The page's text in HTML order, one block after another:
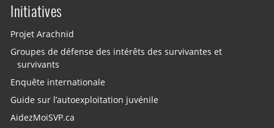
Initiatives
Projet Arachnid
Groupes de défense des intérêts des survivantes et
survivants
Enquête internationale
Guide sur l’autoexploitation juvénile
AidezMoiSVP.ca